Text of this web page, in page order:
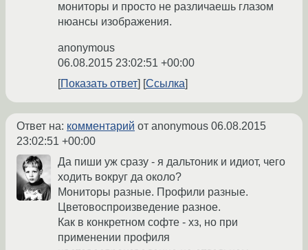
мониторы и просто не различаешь глазом
нюансы изображения.
anonymous
06.08.2015 23:02:51 +00:00
Показать ответ
Ссылка
Ответ на: комментарий от anonymous 06.08.2015
23:02:51 +00:00
Да пиши уж сразу - я дальтоник и идиот, чего
ходить вокруг да около?
Мониторы разные. Профили разные.
Цветовоспроизведение разное.
Как в конкретном софте - хз, но при
применении профиля